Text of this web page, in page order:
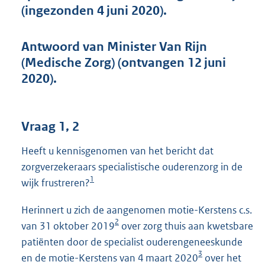
t
4
(ingezonden 4 juni 2020).
Antwoord van Minister Van Rijn
(Medische Zorg) (ontvangen 12 juni
2020).
Vraag 1, 2
Heeft u kennisgenomen van het bericht dat
zorgverzekeraars specialistische ouderenzorg in de
wijk frustreren?1
Herinnert u zich de aangenomen motie-Kerstens c.s.
van 31 oktober 20192 over zorg thuis aan kwetsbare
patiënten door de specialist ouderengeneeskunde
en de motie-Kerstens van 4 maart 20203 over het